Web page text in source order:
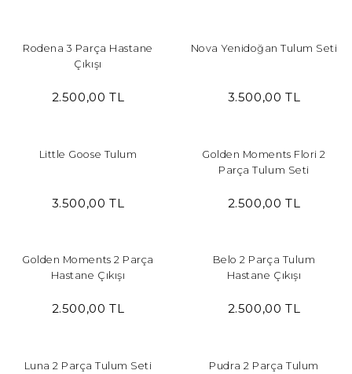
Rodena 3 Parça Hastane
Çıkışı
2.500,00 TL
Nova Yenidoğan Tulum Seti
3.500,00 TL
Little Goose Tulum
3.500,00 TL
Golden Moments Flori 2
Parça Tulum Seti
2.500,00 TL
Golden Moments 2 Parça
Hastane Çıkışı
2.500,00 TL
Belo 2 Parça Tulum
Hastane Çıkışı
2.500,00 TL
Luna 2 Parça Tulum Seti
Pudra 2 Parça Tulum